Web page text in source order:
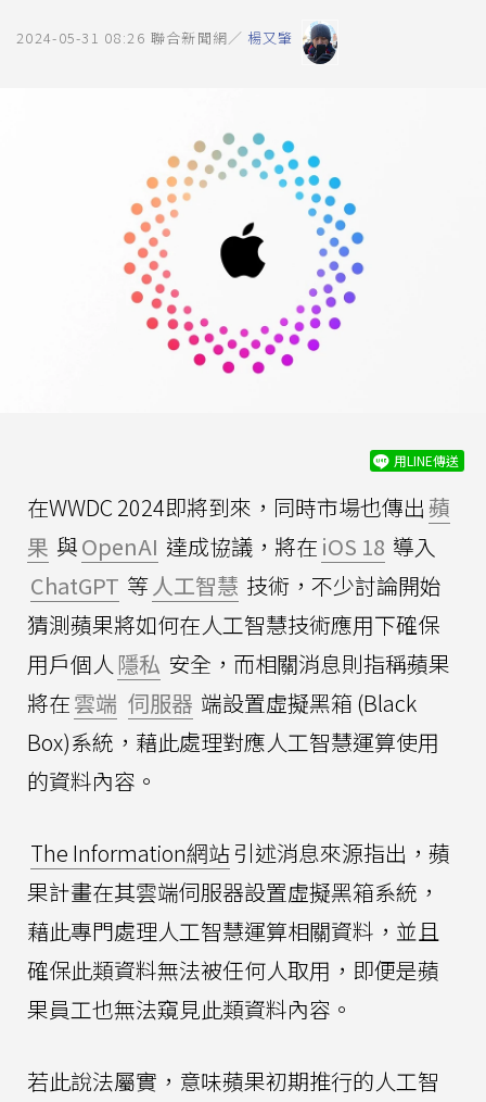
2024-05-31 08:26 聯合新聞網／ 楊又肇
用LINE傳送
在WWDC 2024即將到來，同時市場也傳出蘋
果 與OpenAI 達成協議，將在 iOS 18 導入
ChatGPT 等 人工智慧 技術，不少討論開始
猜測蘋果將如何在人工智慧技術應用下確保
用戶個人 隱私 安全，而相關消息則指稱蘋果
將在雲端 伺服器 端設置虛擬黑箱 (Black
Box)系統，藉此處理對應人工智慧運算使用
的資料內容。
The Information網站引述消息來源指出，蘋
果計畫在其雲端伺服器設置虛擬黑箱系統，
藉此專門處理人工智慧運算相關資料，並且
確保此類資料無法被任何人取用，即便是蘋
果員工也無法窺見此類資料內容。
若此說法屬實，意味蘋果初期推行的人工智